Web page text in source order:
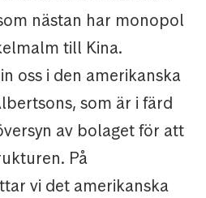
nästan har monopol
till Kina.
​​oss i den amerikanska
som är i färd
av bolaget för att
På
vi det amerikanska